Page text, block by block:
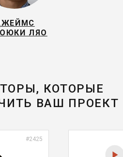
ЛЯО
КОТОРЫЕ
ВАШ ПРОЕКТ
#2425